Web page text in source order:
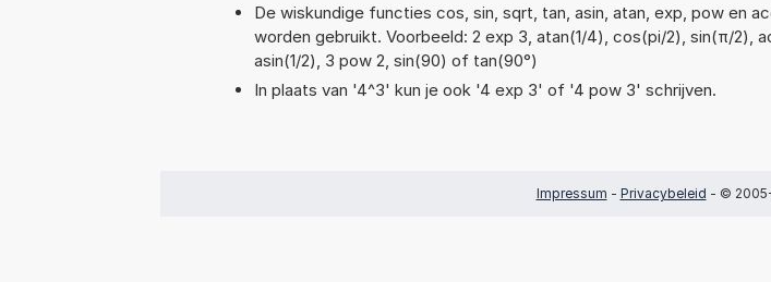
De wiskundige functies cos, sin, sqrt, tan, asin, atan, exp, pow en
worden gebruikt. Voorbeeld: 2 exp 3, atan(1/4), cos(pi/2), sin(π/2),
asin(1/2), 3 pow 2, sin(90) of tan(90°)
In plaats van '4^3' kun je ook '4 exp 3' of '4 pow 3' schrijven.
Impressum - Privacybeleid - ©